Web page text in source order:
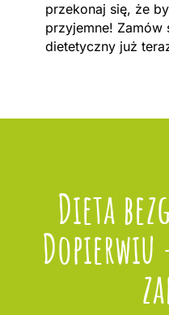
przekonaj się, że
przyjemne! Zamów
dietetyczny już
Dieta